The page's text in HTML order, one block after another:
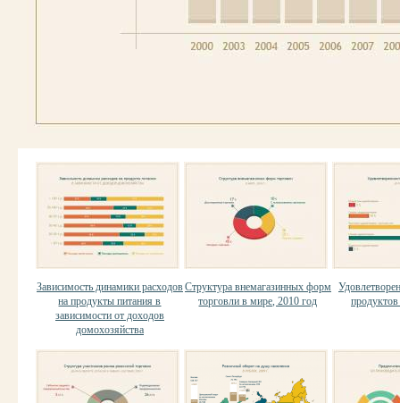
Зависимость динамики расходов
на продукты питания в
зависимости от доходов
домохозяйства
Структура внемагазинных форм
торговли в мире, 2010 год